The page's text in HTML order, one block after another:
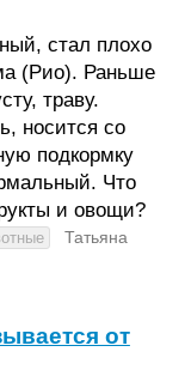
стал плохо
(Рио). Раньше
траву.
носится со
подкормку
Что
и овощи?
Татьяна
от